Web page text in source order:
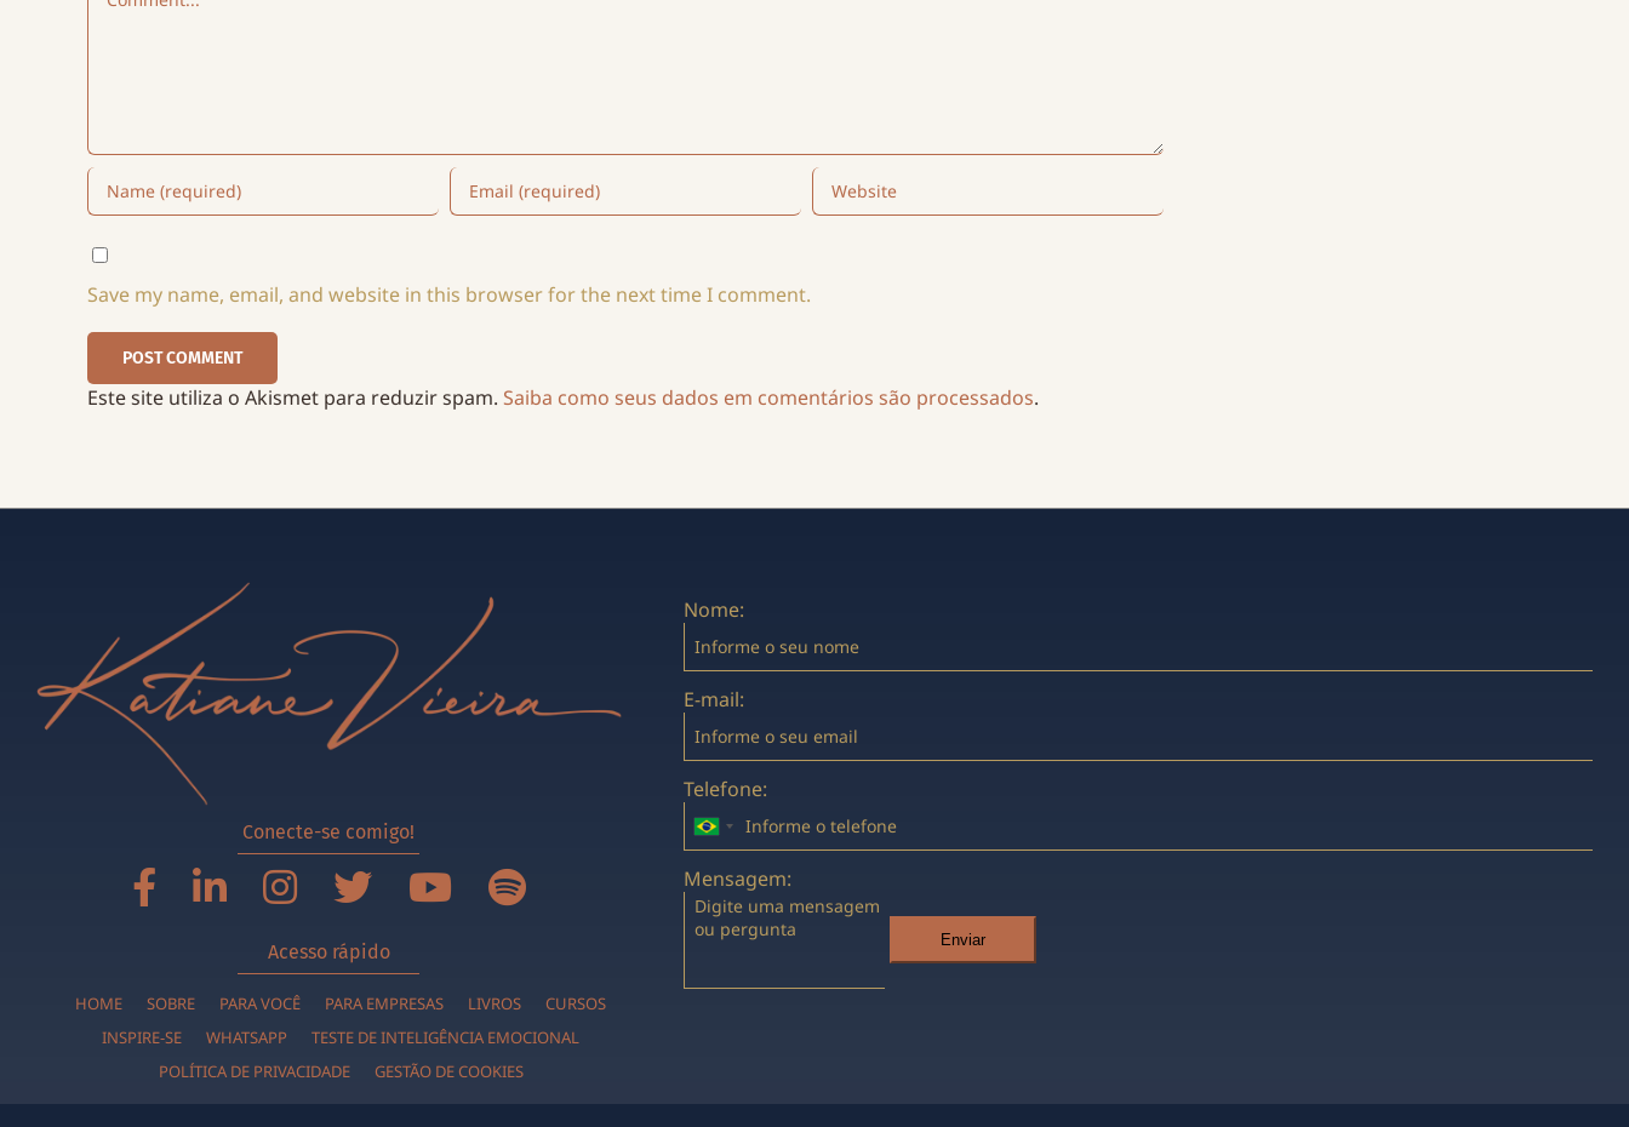
Save my name, email, and website in this browser for the next time I comment.
Este site utiliza o Akismet para reduzir spam. Saiba como seus dados em comentários são processados.
Conecte-se comigo!
Acesso rápido
HOME SOBRE PARA VOCÊ PARA EMPRESAS LIVROS
CURSOS
INSPIRE-SE
WHATSAPP
TESTE DE INTELIGÊNCIA EMOCIONAL
POLÍTICA DE PRIVACIDADE
GESTÃO DE COOKIES
Nome:
E-mail:
Telefone:
Mensagem:
Enviar